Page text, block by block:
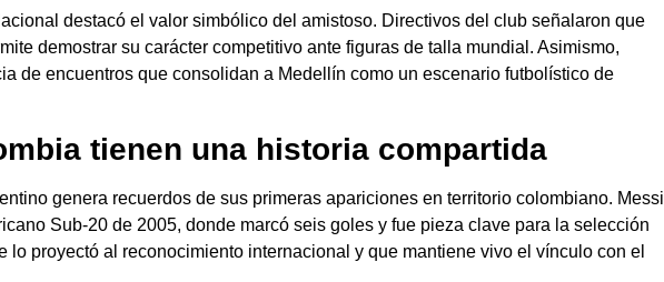
destacó el valor simbólico del amistoso. Directivos del club señalaron que
demostrar su carácter competitivo ante figuras de talla mundial. Asimismo,
de encuentros que consolidan a Medellín como un escenario futbolístico de
tienen una historia compartida
genera recuerdos de sus primeras apariciones en territorio colombiano. Messi
Sub-20 de 2005, donde marcó seis goles y fue pieza clave para la selección
lo proyectó al reconocimiento internacional y que mantiene vivo el vínculo con el